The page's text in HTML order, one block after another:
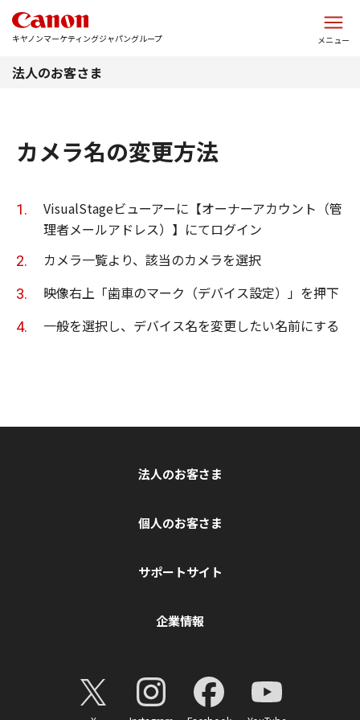
キヤノンマーケティングジャパングループ メニュー
法人のお客さま
カメラ名の変更方法
VisualStageビューアーに【オーナーアカウント（管
理者メールアドレス）】にてログイン
カメラ一覧より、該当のカメラを選択
映像右上「歯車のマーク（デバイス設定）」を押下
一般を選択し、デバイス名を変更したい名前にする
法人のお客さま
個人のお客さま
サポートサイト
企業情報